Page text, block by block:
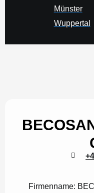
Münster
Wuppertal
Firmenname: